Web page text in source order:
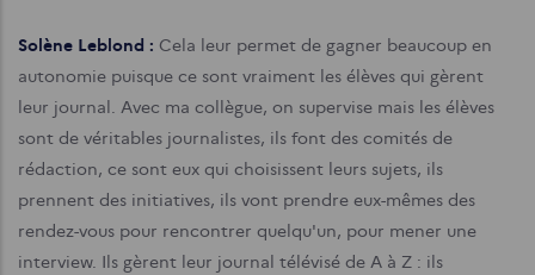
Solène Leblond : Cela leur permet de gagner beaucoup en
autonomie puisque ce sont vraiment les élèves qui gèrent
leur journal. Avec ma collègue, on supervise mais les élèves
sont de véritables journalistes, ils font des comités de
rédaction, ce sont eux qui choisissent leurs sujets, ils
prennent des initiatives, ils vont prendre eux-mêmes des
rendez-vous pour rencontrer quelqu'un, pour mener une
interview. Ils gèrent leur journal télévisé de A à Z : ils